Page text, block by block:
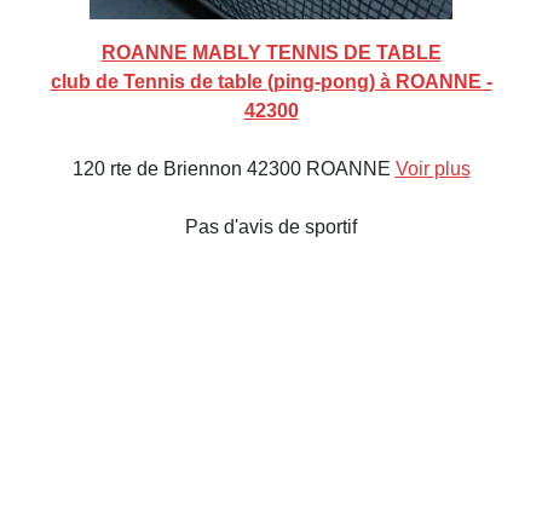
ROANNE MABLY TENNIS DE TABLE
club de Tennis de table (ping-pong) à ROANNE -
42300
120 rte de Briennon 42300 ROANNE Voir plus
Pas d'avis de sportif